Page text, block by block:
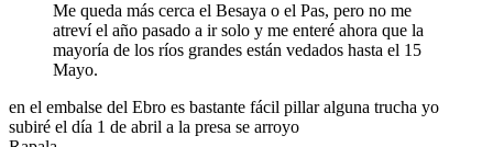
Me queda más cerca el Besaya o el Pas, pero no me
atreví el año pasado a ir solo y me enteré ahora que la
mayoría de los ríos grandes están vedados hasta el 15
Mayo.
en el embalse del Ebro es bastante fácil pillar alguna trucha yo
subiré el día 1 de abril a la presa se arroyo